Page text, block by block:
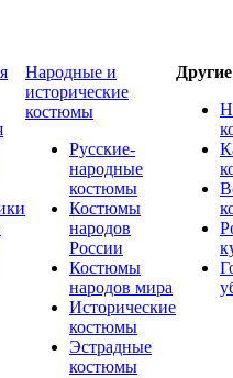
Народные и
исторические
костюмы
Русские-
народные
костюмы
Костюмы
народов
России
Костюмы
народов мира
Исторические
костюмы
Эстрадные
костюмы